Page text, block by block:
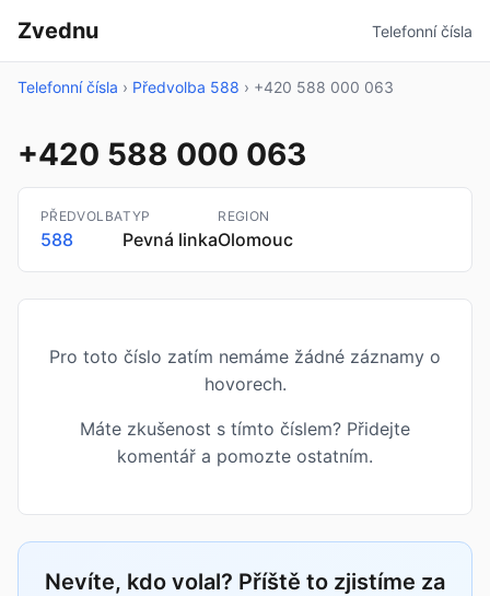
Zvednu Telefonní čísla
Telefonní čísla › Předvolba 588 › +420 588 000 063
+420 588 000 063
PŘEDVOLBA
588
TYP
Pevná linka
REGION
Olomouc
Pro toto číslo zatím nemáme žádné záznamy o
hovorech.
Máte zkušenost s tímto číslem? Přidejte
komentář a pomozte ostatním.
Nevíte, kdo volal? Příště to zjistíme za